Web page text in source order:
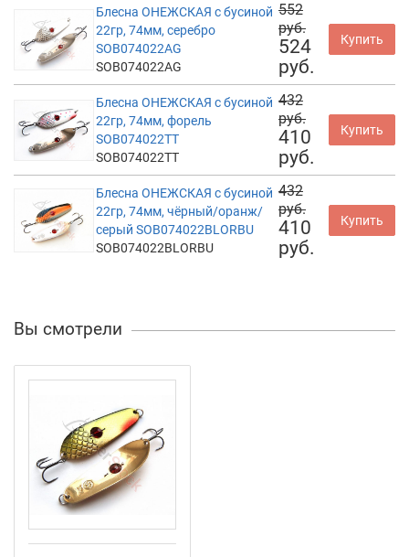
Блесна ОНЕЖСКАЯ с бусиной
22гр, 74мм, серебро
SOB074022AG
SOB074022AG
552
руб.
524
руб.
Купить
Блесна ОНЕЖСКАЯ с бусиной
22гр, 74мм, форель
SOB074022TT
SOB074022TT
432
руб.
410
руб.
Купить
Блесна ОНЕЖСКАЯ с бусиной
22гр, 74мм, чёрный/оранж/
серый SOB074022BLORBU
SOB074022BLORBU
432
руб.
410
руб.
Купить
Вы смотрели